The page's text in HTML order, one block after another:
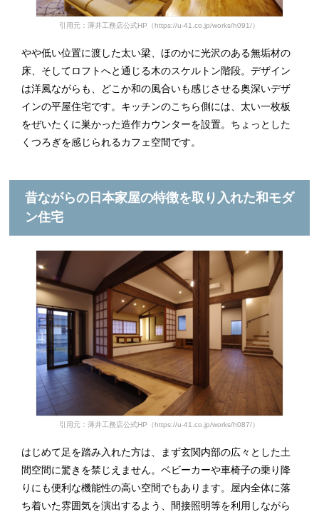
引用元：薄井工務店公式HP（https://u-41.co.jp/works/h091/）
やや低い位置に渡した太い梁、ほのかに光沢のある無垢材の
床、そしてロフトへと通じる木のスケルトン階段。デザイン
は洋風ながらも、どこか和の風合いも感じさせる奥深いデザ
インの平屋住宅です。キッチンのこちら側には、太い一枚板
をぜいたくに巣かった造作カウンターを設置。ちょっとした
くつろぎを感じられるカフェ空間です。
昔ながらの日本家屋の特徴を取り入れた和モダ
ン住宅
引用元：薄井工務店公式HP（https://u-41.co.jp/works/h087/）
はじめて足を踏み入れた方は、まず玄関内部の広々とした土
間空間に驚きを禁じえません。ベビーカーや車椅子の乗り降
りにも便利な機能性の高い空間でもあります。屋内全体に落
ち着いた雰囲気を演出するよう、間接照明等を利用しながら